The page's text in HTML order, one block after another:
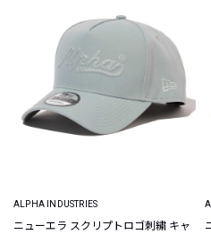
ALPHA INDUSTRIES
ニューエラ スクリプトロゴ刺繍 キャ